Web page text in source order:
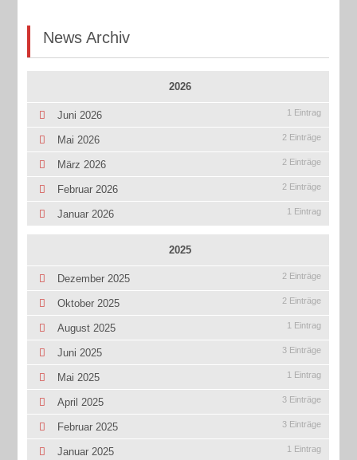
News Archiv
2026
Juni 2026 1 Eintrag
Mai 2026 2 Einträge
März 2026 2 Einträge
Februar 2026 2 Einträge
Januar 2026 1 Eintrag
2025
Dezember 2025 2 Einträge
Oktober 2025 2 Einträge
August 2025 1 Eintrag
Juni 2025 3 Einträge
Mai 2025 1 Eintrag
April 2025 3 Einträge
Februar 2025 3 Einträge
Januar 2025 1 Eintrag